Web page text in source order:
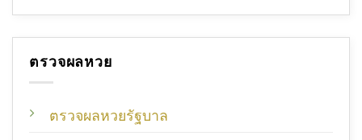
ตรวจผลหวย
ตรวจผลหวยรัฐบาล